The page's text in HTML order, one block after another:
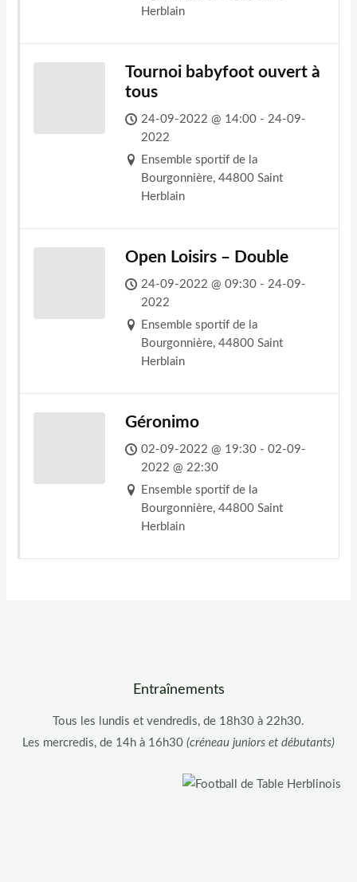
Herblain
Tournoi babyfoot ouvert à
tous
24-09-2022 @ 14:00 - 24-09-
2022
Ensemble sportif de la
Bourgonnière, 44800 Saint
Herblain
Open Loisirs – Double
24-09-2022 @ 09:30 - 24-09-
2022
Ensemble sportif de la
Bourgonnière, 44800 Saint
Herblain
Géronimo
02-09-2022 @ 19:30 - 02-09-
2022 @ 22:30
Ensemble sportif de la
Bourgonnière, 44800 Saint
Herblain
Entraînements
Tous les lundis et vendredis, de 18h30 à 22h30.
Les mercredis, de 14h à 16h30 (créneau juniors et débutants)